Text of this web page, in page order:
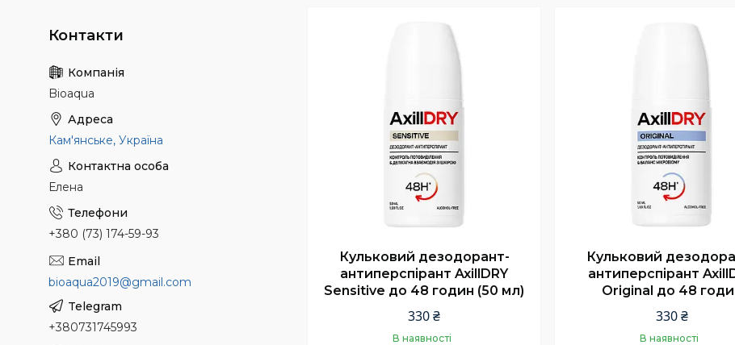
Кульковий дезодорант-
антиперспірант AxillDRY
Sensitive до 48 годин (50 мл)
330 ₴
В наявності
Кульковий
антиперспірант
Original до 48
330 ₴
В наявності
Bioaqua
Кам'янське, Україна
Елена
+380 (73) 174-59-93
bioaqua2019@gmail.com
+380731745993